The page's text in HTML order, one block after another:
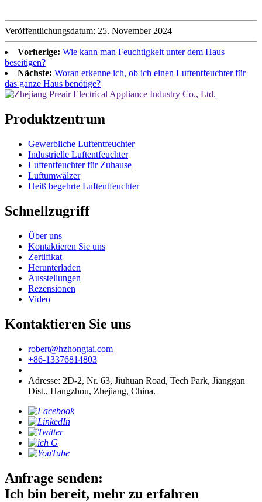
Veröffentlichungsdatum: 25. November 2024
Vorherige: Wie kann man Feuchtigkeit unter dem Haus
beseitigen?
Nächste: Woran erkenne ich, ob ich einen Luftentfeuchter für
das ganze Haus benötige?
Produktzentrum
Gewerbliche Luftentfeuchter
Industrielle Luftentfeuchter
Luftentfeuchter für Zuhause
Luftumwälzer
Heiß begehrte Luftentfeuchter
Schnellzugriff
Über uns
Kontaktieren Sie uns
Zertifikat
Herunterladen
Ausstellungen
Rezensionen
Video
Kontaktieren Sie uns
robert@hzhongtai.com
+86-13376814803
Adresse: 2D-2, Nr. 63, Jiuhuan Road, Tech Park, Jianggan
Dist., Hangzhou, Zhejiang, China.
Anfrage senden:
Ich bin bereit, mehr zu erfahren